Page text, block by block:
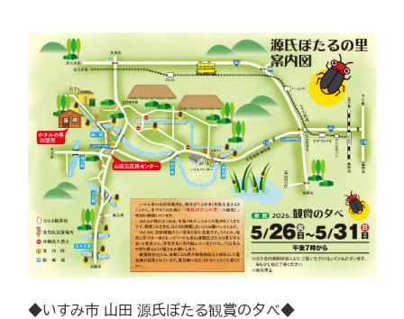
◆いすみ市 山田 源氏ぼたる観賞の夕べ◆